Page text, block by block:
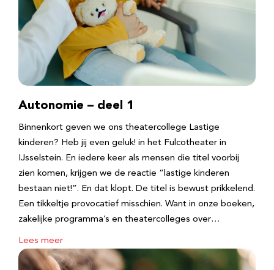
Autonomie – deel 1
Binnenkort geven we ons theatercollege Lastige
kinderen? Heb jij even geluk! in het Fulcotheater in
IJsselstein. En iedere keer als mensen die titel voorbij
zien komen, krijgen we de reactie “lastige kinderen
bestaan niet!”. En dat klopt. De titel is bewust prikkelend.
Een tikkeltje provocatief misschien. Want in onze boeken,
zakelijke programma’s en theatercolleges over…
Lees meer